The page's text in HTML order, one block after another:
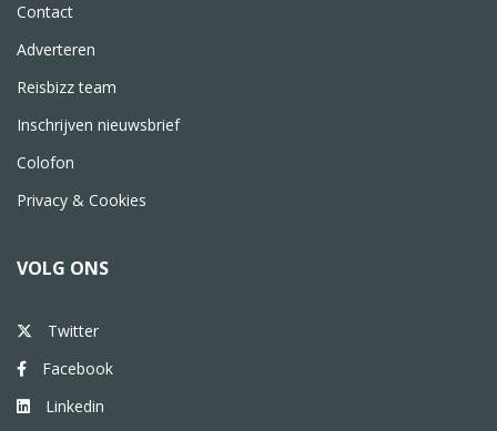
Contact
Adverteren
Reisbizz team
Inschrijven nieuwsbrief
Colofon
Privacy & Cookies
VOLG ONS
Twitter
Facebook
Linkedin